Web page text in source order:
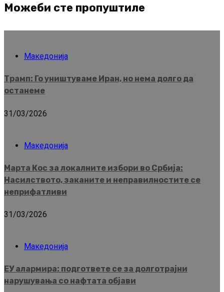
Можеби сте пропуштиле
Македонија
Трамп: Го уништуваме Иран, но нема долго да
останеме
31/03/2026
Македонија
Марта Кос за локалните избори во Србија:
Насилството, заканите и неправилностите се
неприфатливи
31/03/2026
Македонија
ЕУ алармира: подгответе се за долготрајни
нарушувања со нафтата објави